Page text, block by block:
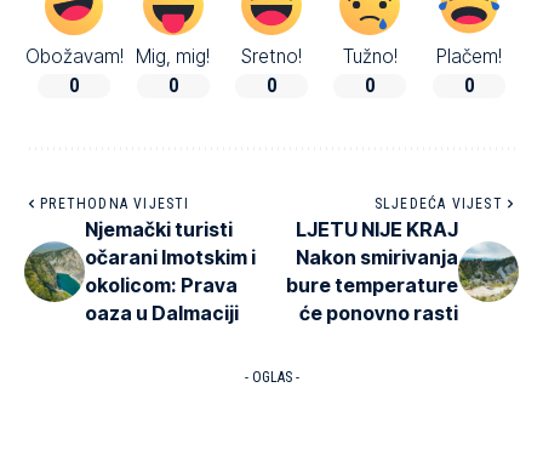
Obožavam!
0
Mig, mig!
0
Sretno!
0
Tužno!
0
Plačem!
0
PRETHODNA VIJESTI
Njemački turisti
očarani Imotskim i
okolicom: Prava
oaza u Dalmaciji
SLJEDEĆA VIJEST
LJETU NIJE KRAJ
Nakon smirivanja
bure temperature
će ponovno rasti
- OGLAS -